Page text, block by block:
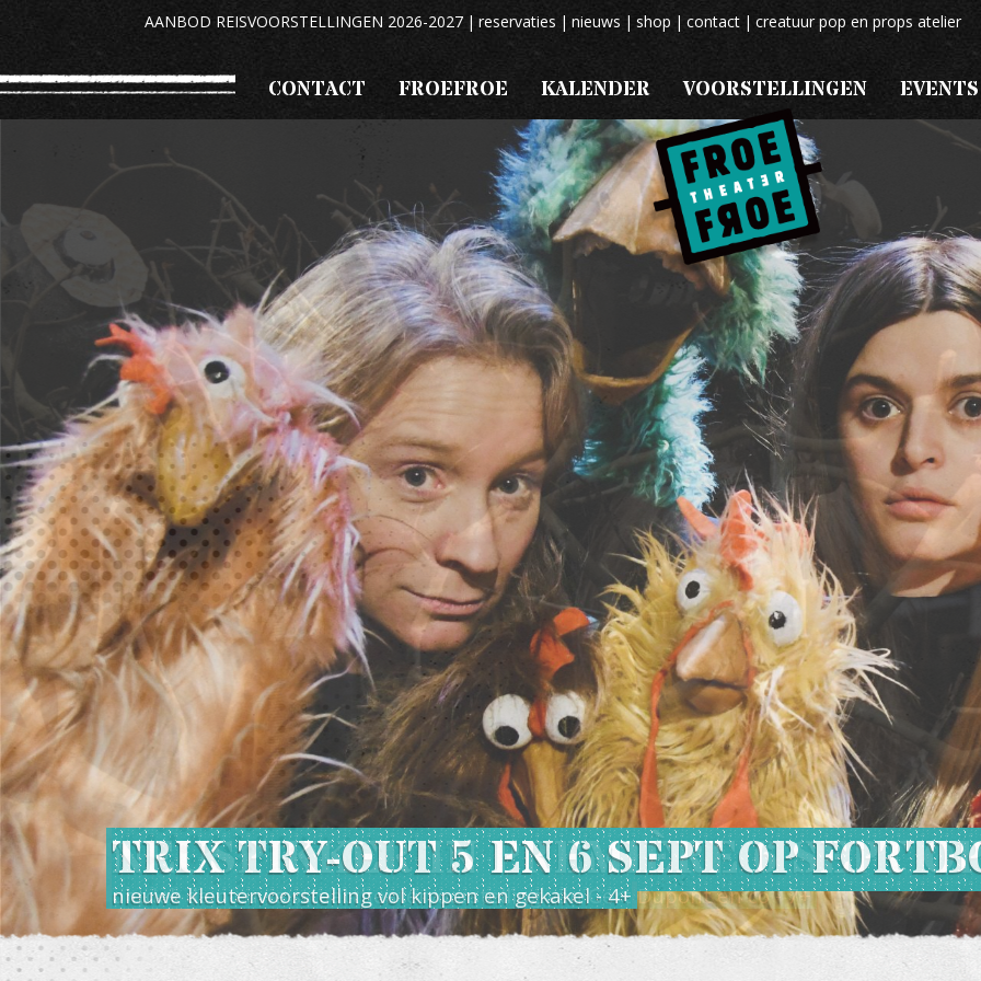
AANBOD REISVOORSTELLINGEN 2026-2027 reservaties nieuws shop contact creatuur pop en props atelier
CONTACT FROEFROE KALENDER VOORSTELLINGEN EVENTS
TRIX TRY-OUT 5 EN 6 SEPT OP
nieuwe kleutervoorstelling vol kippen en gekakel - 4+